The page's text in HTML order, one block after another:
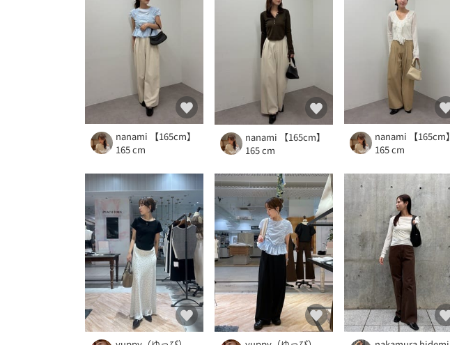
nanami 【165cm】
165 cm
nanami 【165cm】
165 cm
nanami 【165cm】
165 cm